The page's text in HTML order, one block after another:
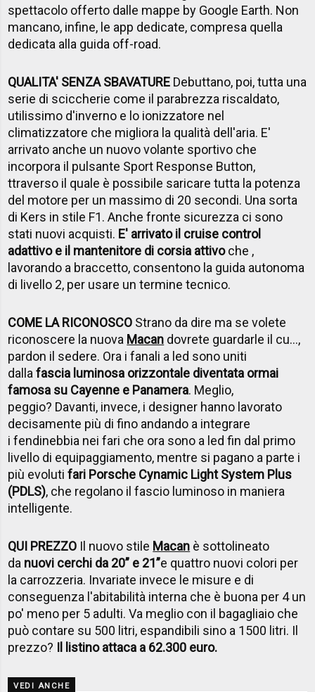
spettacolo offerto dalle mappe by Google Earth. Non
mancano, infine, le app dedicate, compresa quella
dedicata alla guida off-road.
QUALITA' SENZA SBAVATURE Debuttano, poi, tutta una
serie di sciccherie come il parabrezza riscaldato,
utilissimo d'inverno e lo ionizzatore nel
climatizzatore che migliora la qualità dell'aria. E'
arrivato anche un nuovo volante sportivo che
incorpora il pulsante Sport Response Button,
ttraverso il quale è possibile saricare tutta la potenza
del motore per un massimo di 20 secondi. Una sorta
di Kers in stile F1. Anche fronte sicurezza ci sono
stati nuovi acquisti. E' arrivato il cruise control
adattivo e il mantenitore di corsia attivoche ,
lavorando a braccetto, consentono la guida autonoma
di livello 2, per usare un termine tecnico.
COME LA RICONOSCO Strano da dire ma se volete
riconoscere la nuova Macan dovrete guardarle il cu...,
pardon il sedere. Ora i fanali a led sono uniti
dallafascia luminosa orizzontale diventata ormai
famosa su Cayenne e Panamera. Meglio,
peggio? Davanti, invece, i designer hanno lavorato
decisamente più di fino andando a integrare
i fendinebbia nei fari che ora sono a led fin dal primo
livello di equipaggiamento, mentre si pagano a parte i
più evolutifari Porsche Cynamic Light System Plus
(PDLS), che regolano il fascio luminoso in maniera
intelligente.
QUI PREZZO Il nuovo stile Macan è sottolineato
da nuovi cerchi da 20” e 21”e quattro nuovi colori per
la carrozzeria. Invariate invece le misure e di
conseguenza l'abitabilità interna che è buona per 4 un
po' meno per 5 adulti. Va meglio con il bagagliaio che
può contare su 500 litri, espandibili sino a 1500 litri. Il
prezzo? Il listino attaca a 62.300 euro.
VEDI ANCHE